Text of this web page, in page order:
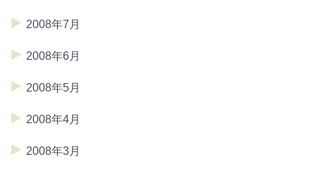
2008年7月
2008年6月
2008年5月
2008年4月
2008年3月